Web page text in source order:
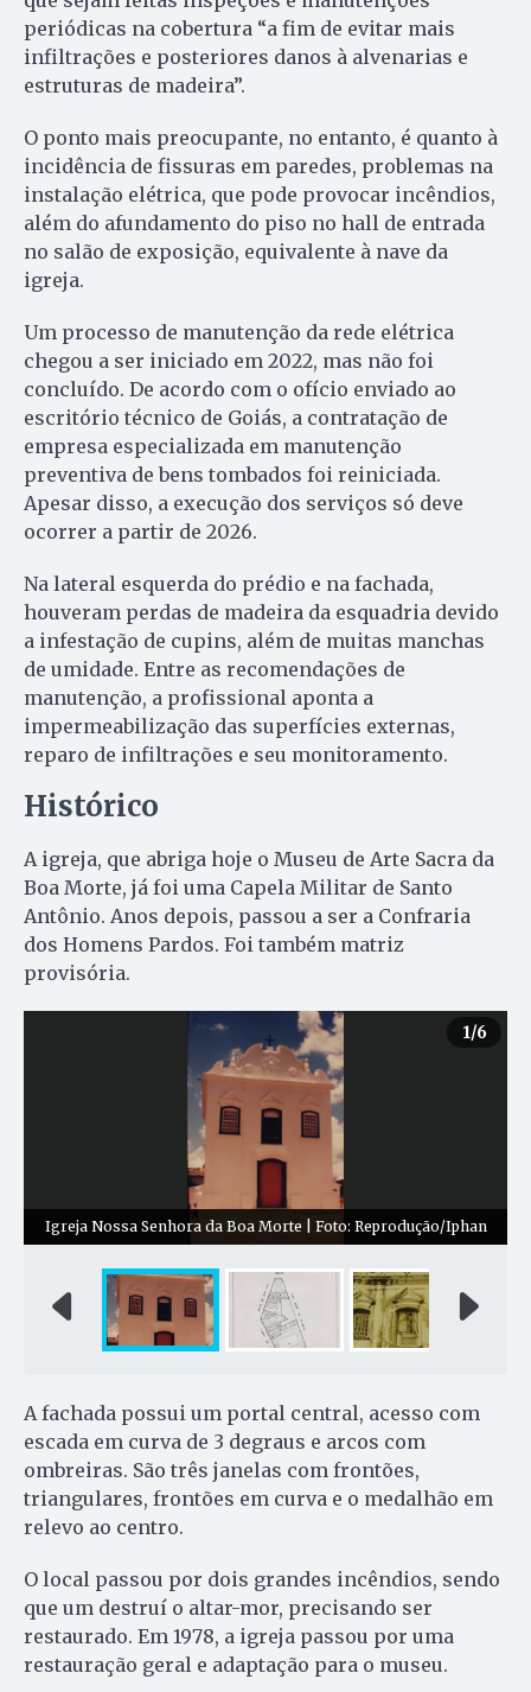
periódicas na cobertura “a fim de evitar mais
infiltrações e posteriores danos à alvenarias e
estruturas de madeira”.
O ponto mais preocupante, no entanto, é quanto à
incidência de fissuras em paredes, problemas na
instalação elétrica, que pode provocar incêndios,
além do afundamento do piso no hall de entrada
no salão de exposição, equivalente à nave da
igreja.
Um processo de manutenção da rede elétrica
chegou a ser iniciado em 2022, mas não foi
concluído. De acordo com o ofício enviado ao
escritório técnico de Goiás, a contratação de
empresa especializada em manutenção
preventiva de bens tombados foi reiniciada.
Apesar disso, a execução dos serviços só deve
ocorrer a partir de 2026.
Na lateral esquerda do prédio e na fachada,
houveram perdas de madeira da esquadria devido
a infestação de cupins, além de muitas manchas
de umidade. Entre as recomendações de
manutenção, a profissional aponta a
impermeabilização das superfícies externas,
reparo de infiltrações e seu monitoramento.
Histórico
A igreja, que abriga hoje o Museu de Arte Sacra da
Boa Morte, já foi uma Capela Militar de Santo
Antônio. Anos depois, passou a ser a Confraria
dos Homens Pardos. Foi também matriz
provisória.
1/6
Igreja Nossa Senhora da Boa Morte | Foto: Reprodução/Iphan
A fachada possui um portal central, acesso com
escada em curva de 3 degraus e arcos com
ombreiras. São três janelas com frontões,
triangulares, frontões em curva e o medalhão em
relevo ao centro.
O local passou por dois grandes incêndios, sendo
que um destruí o altar-mor, precisando ser
restaurado. Em 1978, a igreja passou por uma
restauração geral e adaptação para o museu.